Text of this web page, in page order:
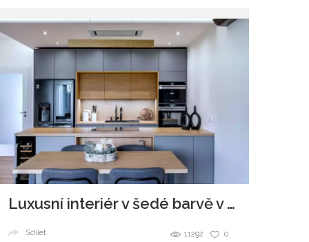
Luxusní interiér v šedé barvě v kombinaci se dřevem
0
11292
Sdílet